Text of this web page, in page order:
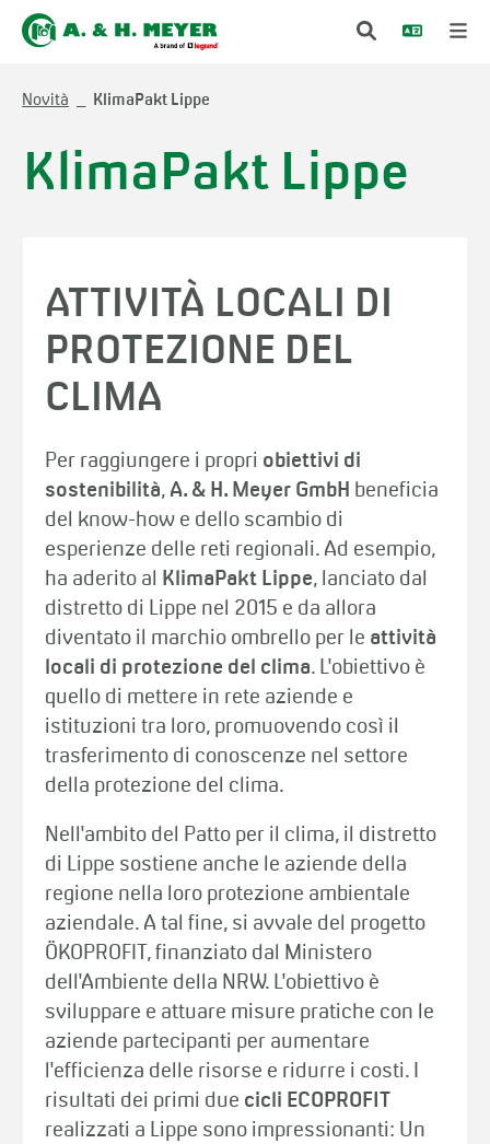
Novità KlimaPakt Lippe
KlimaPakt Lippe
ATTIVITÀ LOCALI DI
PROTEZIONE DEL
CLIMA
Per raggiungere i propri obiettivi di
sostenibilità, A. & H. Meyer GmbH beneficia
del know-how e dello scambio di
esperienze delle reti regionali. Ad esempio,
ha aderito al
KlimaPakt Lippe, lanciato dal
distretto di Lippe nel 2015 e da allora
diventato il marchio ombrello per le attività
locali di protezione del clima. L'obiettivo è
quello di mettere in rete aziende e
istituzioni tra loro, promuovendo così il
trasferimento di conoscenze nel settore
della protezione del clima.
Nell'ambito del Patto per il clima, il distretto
di Lippe sostiene anche le aziende della
regione nella loro protezione ambientale
aziendale. A tal fine, si avvale del progetto
ÖKOPROFIT, finanziato dal Ministero
dell'Ambiente della NRW. L'obiettivo è
sviluppare e attuare misure pratiche con le
aziende partecipanti per aumentare
l'efficienza delle risorse e ridurre i costi. I
risultati dei primi due cicli ECOPROFIT
realizzati a Lippe sono impressionanti: Un